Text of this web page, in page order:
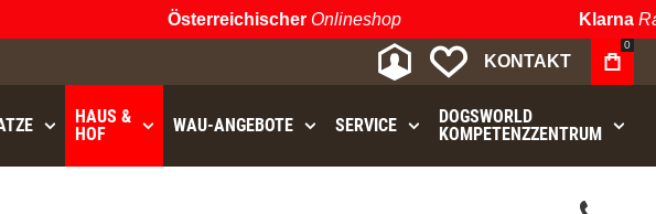
ÖsterreichischerOnlineshop Klarna
MEIN KONTO
MEINE
KONTAKT
0
HAUS &
HOF
WAU⁠-⁠ANGEBOTE SERVICE
DOGSWORLD
KOMPETENZZENTRUM